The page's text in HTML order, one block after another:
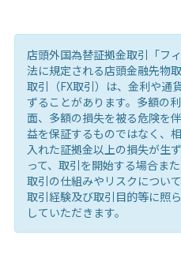
店頭外国為替証拠金取引「フ
法に規定される店頭金融先物
取引（FX取引）は、金利や通
ずることがあります。多額の
面、多額の損失を被る危険を
益を保証するものではなく、
入れた証拠金以上の損失が生
って、取引を開始する場合ま
取引の仕組みやリスクについ
取引経験及び取引目的等に照
していただきます。